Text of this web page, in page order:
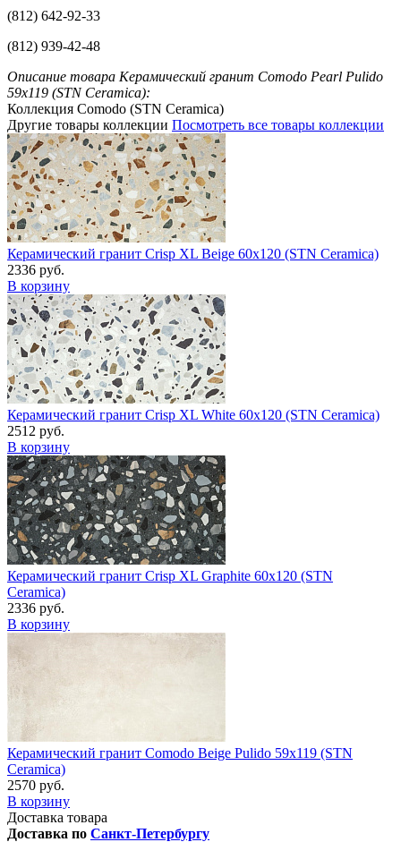
(812) 642-92-33
(812) 939-42-48
Описание товара Керамический гранит Comodo Pearl Pulido
59x119 (STN Ceramica):
Коллекция Comodo (STN Ceramica)
Другие товары коллекции Посмотреть все товары коллекции
Керамический гранит Crisp XL Beige 60x120 (STN Ceramica)
2336 руб.
В корзину
Керамический гранит Crisp XL White 60x120 (STN Ceramica)
2512 руб.
В корзину
Керамический гранит Crisp XL Graphite 60x120 (STN
Ceramica)
2336 руб.
В корзину
Керамический гранит Comodo Beige Pulido 59x119 (STN
Ceramica)
2570 руб.
В корзину
Доставка товара
Доставка по Санкт-Петербургу